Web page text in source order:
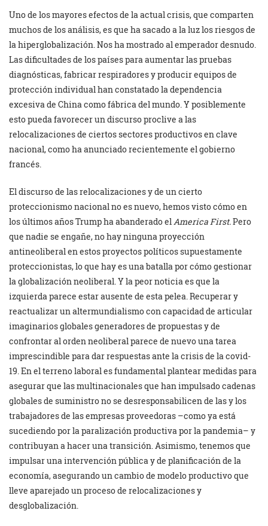
Uno de los mayores efectos de la actual crisis, que comparten
muchos de los análisis, es que ha sacado a la luz los riesgos de
la hiperglobalización. Nos ha mostrado al emperador desnudo.
Las dificultades de los países para aumentar las pruebas
diagnósticas, fabricar respiradores y producir equipos de
protección individual han constatado la dependencia
excesiva de China como fábrica del mundo. Y posiblemente
esto pueda favorecer un discurso proclive a las
relocalizaciones de ciertos sectores productivos en clave
nacional, como ha anunciado recientemente el gobierno
francés.
El discurso de las relocalizaciones y de un cierto
proteccionismo nacional no es nuevo, hemos visto cómo en
los últimos años Trump ha abanderado el America First.Pero
que nadie se engañe, no hay ninguna proyección
antineoliberal en estos proyectos políticos supuestamente
proteccionistas, lo que hay es una batalla por cómo gestionar
la globalización neoliberal. Y la peor noticia es que la
izquierda parece estar ausente de esta pelea. Recuperar y
reactualizar un altermundialismo con capacidad de articular
imaginarios globales generadores de propuestas y de
confrontar al orden neoliberal parece de nuevo una tarea
imprescindible para dar respuestas ante la crisis de la covid-
19. En el terreno laboral es fundamental plantear medidas para
asegurar que las multinacionales que han impulsado cadenas
globales de suministro no se desresponsabilicen de las y los
trabajadores de las empresas proveedoras –como ya está
sucediendo por la paralización productiva por la pandemia– y
contribuyan a hacer una transición. Asimismo, tenemos que
impulsar una intervención pública y de planificación de la
economía, asegurando un cambio de modelo productivo que
lleve aparejado un proceso de relocalizaciones y
desglobalización.